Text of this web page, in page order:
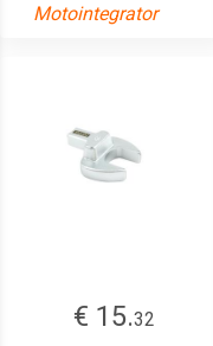
Motointegrator
€ 15.32